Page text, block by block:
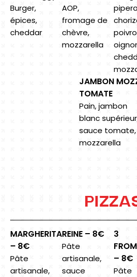
Burger,
épices,
cheddar
AOP,
fromage de
chèvre,
mozzarella
JAMBON
TOMATE
Pain, jambon
blanc
sauce tomate,
mozzarella
MARGHERITA
– 8€
Pâte
artisanale,
REINE – 8€
Pâte
artisanale,
sauce
3
– 8€
Pâte